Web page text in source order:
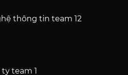
thông tin team 12
team 1